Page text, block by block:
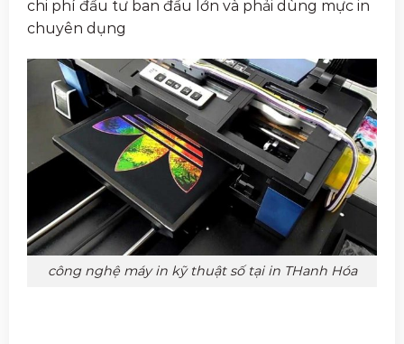
chi phí đầu tư ban đầu lớn và phải dùng mực in
chuyên dụng
công nghệ máy in kỹ thuật số tại in THanh Hóa